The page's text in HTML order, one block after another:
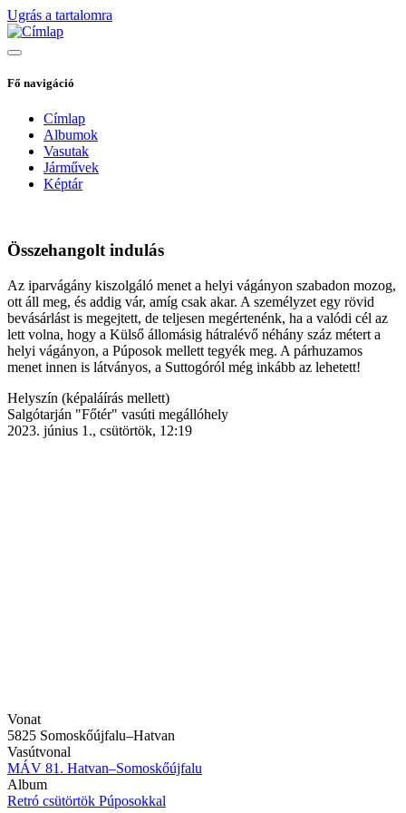
Ugrás a tartalomra
Fő navigáció
Címlap
Albumok
Vasutak
Járművek
Képtár
Összehangolt indulás
Az iparvágány kiszolgáló menet a helyi vágányon szabadon mozog,
ott áll meg, és addig vár, amíg csak akar. A személyzet egy rövid
bevásárlást is megejtett, de teljesen megértenénk, ha a valódi cél az
lett volna, hogy a Külső állomásig hátralévő néhány száz métert a
helyi vágányon, a Púposok mellett tegyék meg. A párhuzamos
menet innen is látványos, a Suttogóról még inkább az lehetett!
Helyszín (képaláírás mellett)
Salgótarján "Főtér" vasúti megállóhely
2023. június 1., csütörtök, 12:19
Vonat
5825 Somoskőújfalu–Hatvan
Vasútvonal
MÁV 81. Hatvan–Somoskőújfalu
Album
Retró csütörtök Púposokkal